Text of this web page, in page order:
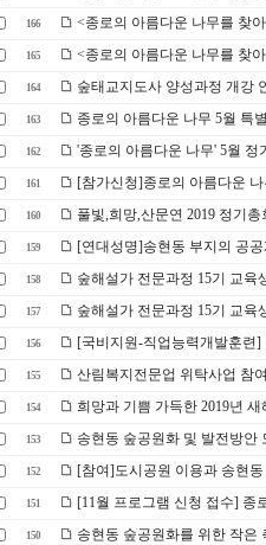
166 <종로의 아름다운 나무를 찾
165 <종로의 아름다운 나무를 찾
164 숲태교지도사 양성과정 개강
163 종로의 아름다운 나무 5월 특
162 '종로의 아름다운 나무' 5월 정
161 [참가신청]종로의 아름다운
160 풀빛,희망,산문연 2019 정기총
159 [연대성명]송현동 부지의 공
158 숲해설가 전문과정 15기 교육
157 숲해설가 전문과정 15기 교육
156 [국비지원-직업능력개발훈련]
155 산림복지전문업 위탁사업 참
154 희망과 기쁨 가득한 2019년
153 송현동 숲공원화 및 발전방안
152 [참여]도시공원 이용과 송현
151 [11월 프로그램 신청 접수] 종
150 송현동 숲공원화를 위한 작은